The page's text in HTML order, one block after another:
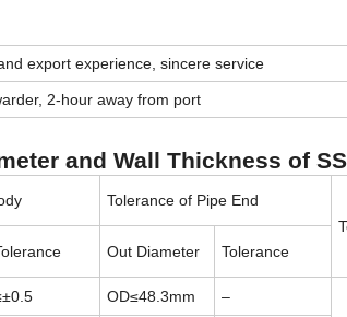
export experience, sincere service
2-hour away from port
and Wall Thickness of
Tolerance of Pipe End
Out Diameter Tolerance
OD≤48.3mm –